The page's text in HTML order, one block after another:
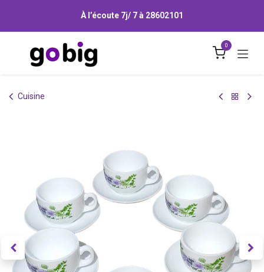
À l’écoute 7j/ 7 à 28602101
0
Cuisine